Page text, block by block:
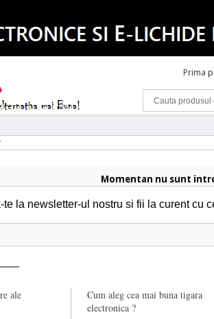
Prima
Momentan nu sunt
te la newsletter-ul nostru si fii la curent cu
ale
Cum aleg cea mai buna tigara
electronica ?